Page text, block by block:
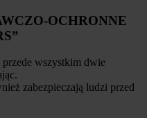
OCHRONNE
wszystkim dwie
zabezpieczają ludzi przed